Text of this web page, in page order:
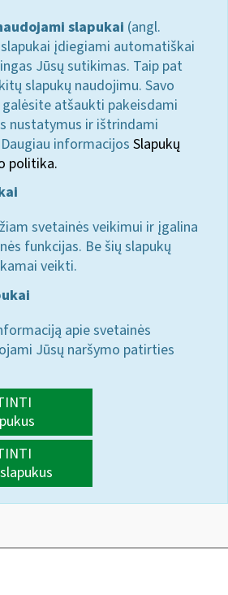
slapukai (angl.
įdiegiami automatiškai
Jūsų sutikimas. Taip pat
slapukų naudojimu. Savo
atšaukti pakeisdami
nustatymus ir ištrindami
informacijos Slapukų
politika.
svetainės veikimui ir įgalina
funkcijas. Be šių slapukų
veikti.
apie svetainės
Jūsų naršymo patirties